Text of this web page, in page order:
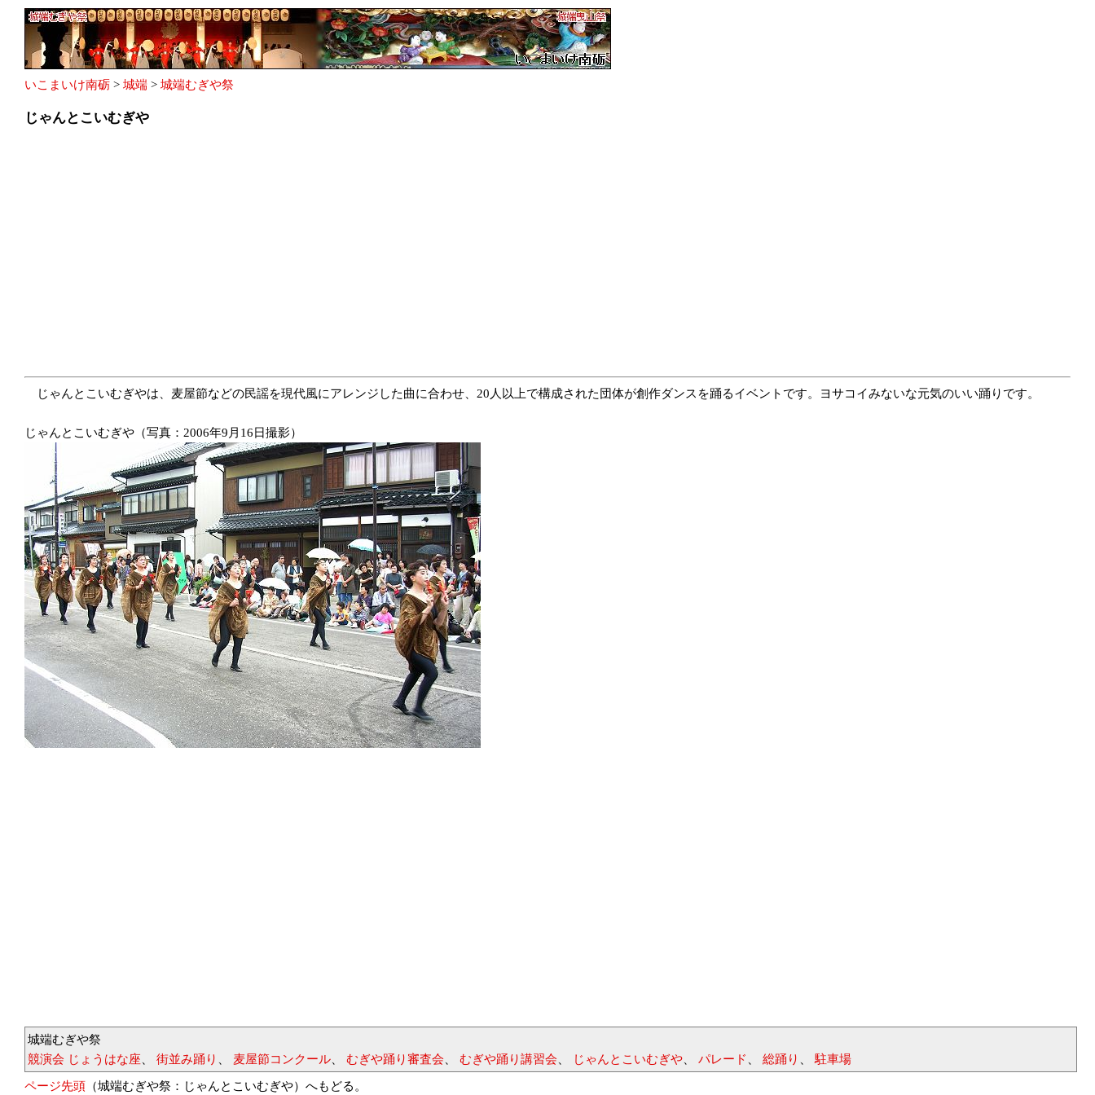
いこまいけ南砺 > 城端 > 城端むぎや祭
じゃんとこいむぎや
じゃんとこいむぎやは、麦屋節などの民謡を現代風にアレンジした曲に合わせ、20人以上で構成された団体が創作ダンスを踊るイベントです。ヨサコイみないな元気のいい踊りです。
じゃんとこいむぎや（写真：2006年9月16日撮影）
城端むぎや祭
競演会 じょうはな座
街並み踊り 麦屋節コンクール むぎや踊り審査会 むぎや踊り講習会 じゃんとこいむぎや パレード 総踊り 駐車場
ページ先頭 （城端むぎや祭：じゃんとこいむぎや）へもどる。